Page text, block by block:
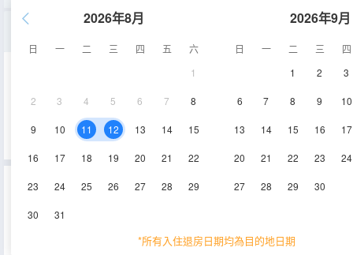
2026年8月
日 一 二 三 四 五
六
1
2 3 4 5 6 7 8
9 10 11 12 13 14 15
16 17 18 19 20 21 22
23 24 25 26 27 28 29
30 31
2026年9月
日 一 二 三
四
1
2 3
6 7 8 9 10
13 14 15 16 17
20 21 22 23 24
27 28 29 30
*所有入住退房日期均為目的地日期
重要資訊
刷、梳子、浴擦、剃鬚刀、指甲銼、鞋擦這些一次性日用品。若需要可諮詢酒店。